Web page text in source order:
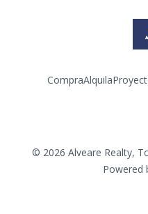
CompraAlquila
© 2026 Alveare Realty,
Powered